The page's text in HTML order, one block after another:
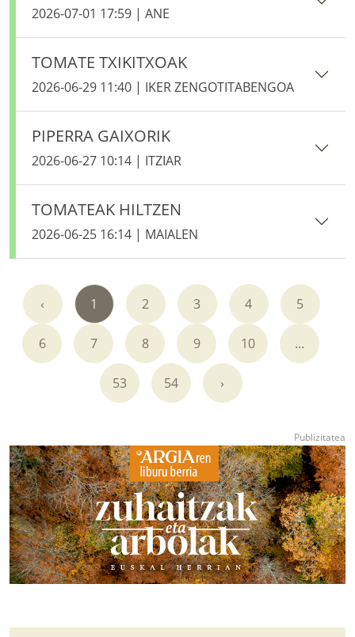
2026-07-01 17:59 | ANE
TOMATE TXIKITXOAK
2026-06-29 11:40 | IKER ZENGOTITABENGOA
PIPERRA GAIXORIK
2026-06-27 10:14 | ITZIAR
TOMATEAK HILTZEN
2026-06-25 16:14 | MAIALEN
‹ 1 2 3 4 5
6 7 8 9 10 ...
53 54 ›